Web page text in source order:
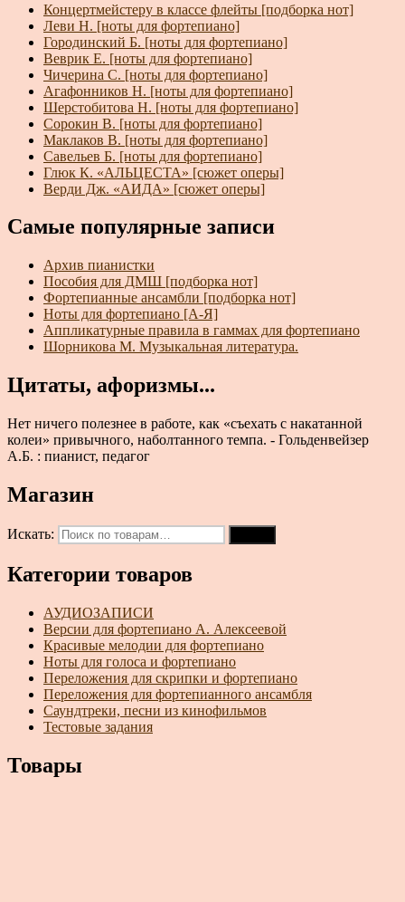
Концертмейстеру в классе флейты [подборка нот]
Леви Н. [ноты для фортепиано]
Городинский Б. [ноты для фортепиано]
Веврик Е. [ноты для фортепиано]
Чичерина С. [ноты для фортепиано]
Агафонников Н. [ноты для фортепиано]
Шерстобитова Н. [ноты для фортепиано]
Сорокин В. [ноты для фортепиано]
Маклаков В. [ноты для фортепиано]
Савельев Б. [ноты для фортепиано]
Глюк К. «АЛЬЦЕСТА» [сюжет оперы]
Верди Дж. «АИДА» [сюжет оперы]
Самые популярные записи
Архив пианистки
Пособия для ДМШ [подборка нот]
Фортепианные ансамбли [подборка нот]
Ноты для фортепиано [А-Я]
Аппликатурные правила в гаммах для фортепиано
Шорникова М. Музыкальная литература.
Цитаты, афоризмы...
Нет ничего полезнее в работе, как «съехать с накатанной
колеи» привычного, наболтанного темпа. - Гольденвейзер
А.Б. : пианист, педагог
Магазин
Искать:
Категории товаров
АУДИОЗАПИСИ
Версии для фортепиано А. Алексеевой
Красивые мелодии для фортепиано
Ноты для голоса и фортепиано
Переложения для скрипки и фортепиано
Переложения для фортепианного ансамбля
Саундтреки, песни из кинофильмов
Тестовые задания
Товары